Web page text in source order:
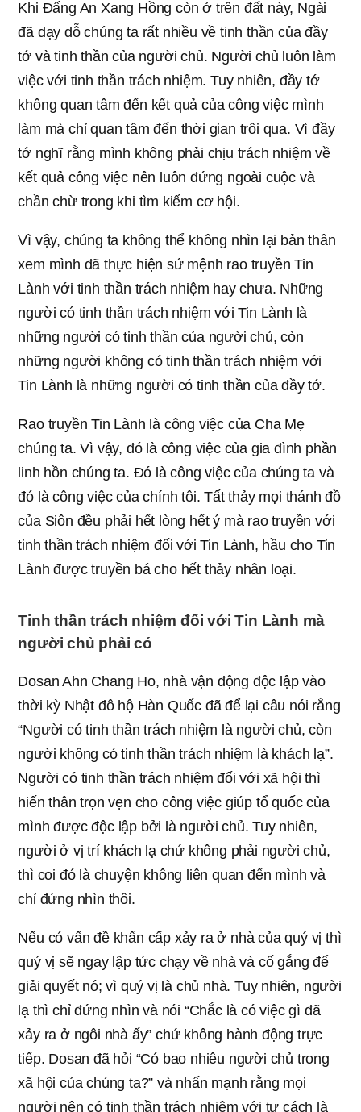
Khi Đấng An Xang Hồng còn ở trên đất này, Ngài
đã dạy dỗ chúng ta rất nhiều về tinh thần của đầy
tớ và tinh thần của người chủ. Người chủ luôn làm
việc với tinh thần trách nhiệm. Tuy nhiên, đầy tớ
không quan tâm đến kết quả của công việc mình
làm mà chỉ quan tâm đến thời gian trôi qua. Vì đầy
tớ nghĩ rằng mình không phải chịu trách nhiệm về
kết quả công việc nên luôn đứng ngoài cuộc và
chần chừ trong khi tìm kiếm cơ hội.
Vì vậy, chúng ta không thể không nhìn lại bản thân
xem mình đã thực hiện sứ mệnh rao truyền Tin
Lành với tinh thần trách nhiệm hay chưa. Những
người có tinh thần trách nhiệm với Tin Lành là
những người có tinh thần của người chủ, còn
những người không có tinh thần trách nhiệm với
Tin Lành là những người có tinh thần của đầy tớ.
Rao truyền Tin Lành là công việc của Cha Mẹ
chúng ta. Vì vậy, đó là công việc của gia đình phần
linh hồn chúng ta. Đó là công việc của chúng ta và
đó là công việc của chính tôi. Tất thảy mọi thánh đồ
của Siôn đều phải hết lòng hết ý mà rao truyền với
tinh thần trách nhiệm đối với Tin Lành, hầu cho Tin
Lành được truyền bá cho hết thảy nhân loại.
Tinh thần trách nhiệm đối với Tin Lành mà
người chủ phải có
Dosan Ahn Chang Ho, nhà vận động độc lập vào
thời kỳ Nhật đô hộ Hàn Quốc đã để lại câu nói rằng
“Người có tinh thần trách nhiệm là người chủ, còn
người không có tinh thần trách nhiệm là khách lạ”.
Người có tinh thần trách nhiệm đối với xã hội thì
hiến thân trọn vẹn cho công việc giúp tổ quốc của
mình được độc lập bởi là người chủ. Tuy nhiên,
người ở vị trí khách lạ chứ không phải người chủ,
thì coi đó là chuyện không liên quan đến mình và
chỉ đứng nhìn thôi.
Nếu có vấn đề khẩn cấp xảy ra ở nhà của quý vị thì
quý vị sẽ ngay lập tức chạy về nhà và cố gắng để
giải quyết nó; vì quý vị là chủ nhà. Tuy nhiên, người
lạ thì chỉ đứng nhìn và nói “Chắc là có việc gì đã
xảy ra ở ngôi nhà ấy” chứ không hành động trực
tiếp. Dosan đã hỏi “Có bao nhiêu người chủ trong
xã hội của chúng ta?” và nhấn mạnh rằng mọi
người nên có tinh thần trách nhiệm với tư cách là